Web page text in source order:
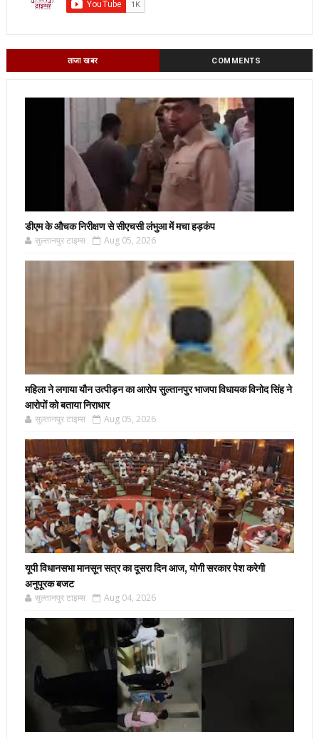
ताजा खबर COMMENTS
डीएम के औचक निरीक्षण से सीएचसी लंभुआ में मचा हड़कंप
सुल्तानपुर टाइम्स Aug 05, 2026
महिला ने लगाया यौन उत्पीड़न का आरोप सुल्तानपुर भाजपा विधायक विनोद सिंह ने
आरोपों को बताया निराधार
सुल्तानपुर टाइम्स Aug 05, 2026
यूपी विधानसभा मानसून सत्र का दूसरा दिन आज, योगी सरकार पेश करेगी
अनुपूरक बजट
सुल्तानपुर टाइम्स Aug 04, 2026